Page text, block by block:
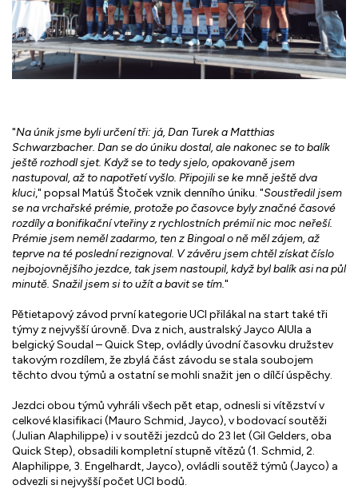
"Na únik jsme byli určení tři: já, Dan Turek a Matthias
Schwarzbacher. Dan se do úniku dostal, ale nakonec se to balík
ještě rozhodl sjet. Když se to tedy sjelo, opakovaně jsem
nastupoval, až to napotřetí vyšlo. Připojili se ke mně ještě dva
kluci," popsal Matúš Štoček vznik denního úniku. "Soustředil jsem
se na vrchařské prémie, protože po časovce byly značné časové
rozdíly a bonifikační vteřiny z rychlostních prémií nic moc neřeší.
Prémie jsem neměl zadarmo, ten z Bingoal o ně měl zájem, až
teprve na té poslední rezignoval. V závěru jsem chtěl získat číslo
nejbojovnějšího jezdce, tak jsem nastoupil, když byl balík asi na půl
minutě. Snažil jsem si to užít a bavit se tím."
Pětietapový závod první kategorie UCI přilákal na start také tři
týmy z nejvyšší úrovně. Dva z nich, australský Jayco AlUla a
belgický Soudal – Quick Step, ovládly úvodní časovku družstev
takovým rozdílem, že zbylá část závodu se stala soubojem
těchto dvou týmů a ostatní se mohli snažit jen o dílčí úspěchy.
Jezdci obou týmů vyhráli všech pět etap, odnesli si vítězství v
celkové klasifikaci (Mauro Schmid, Jayco), v bodovací soutěži
(Julian Alaphilippe) i v soutěži jezdců do 23 let (Gil Gelders, oba
Quick Step), obsadili kompletní stupně vítězů (1. Schmid, 2.
Alaphilippe, 3. Engelhardt, Jayco), ovládli soutěž týmů (Jayco) a
odvezli si nejvyšší počet UCI bodů.